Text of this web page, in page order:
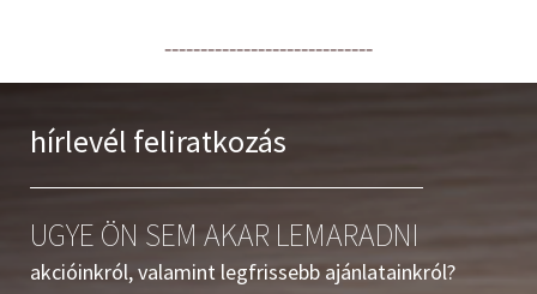
-----------------------------
hírlevél feliratkozás
UGYE ÖN SEM AKAR LEMARADNI
akcióinkról, valamint legfrissebb ajánlatainkról?